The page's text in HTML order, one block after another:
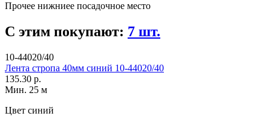
Прочее нижниее посадочное место
С этим покупают: 7 шт.
10-44020/40
Лента стропа 40мм синий 10-44020/40
135.30 р.
Мин. 25 м
Цвет синий